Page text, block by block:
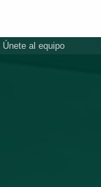
Únete al equipo